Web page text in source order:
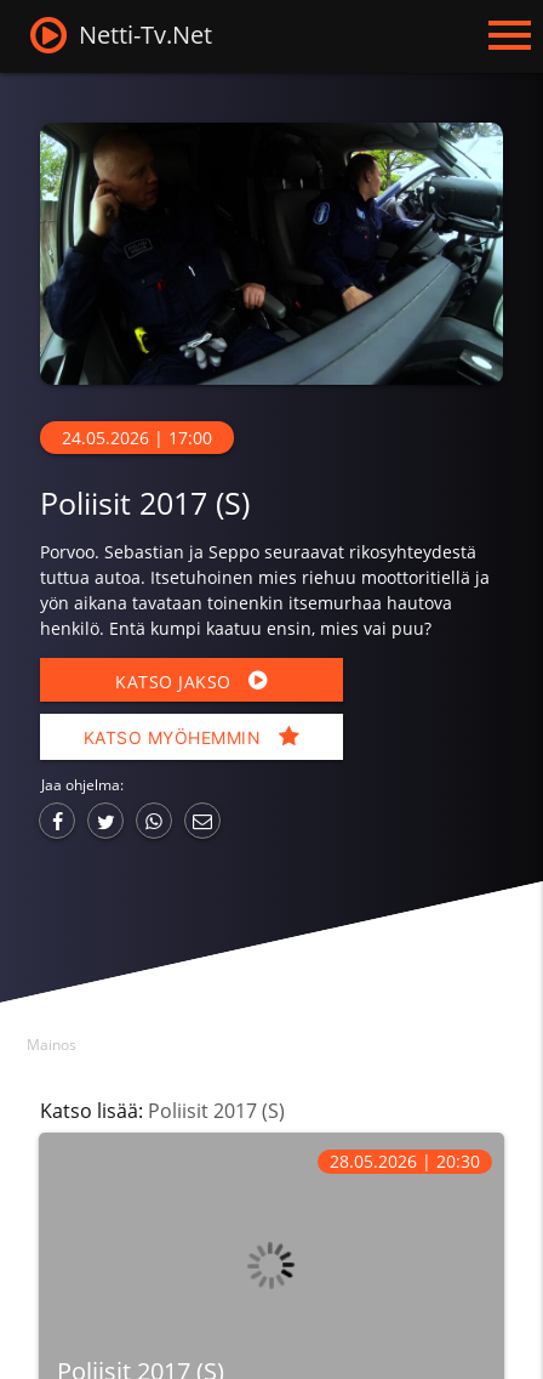
Netti-Tv.Net
24.05.2026 | 17:00
Poliisit 2017 (S)
Porvoo. Sebastian ja Seppo seuraavat rikosyhteydestä
tuttua autoa. Itsetuhoinen mies riehuu moottoritiellä ja
yön aikana tavataan toinenkin itsemurhaa hautova
henkilö. Entä kumpi kaatuu ensin, mies vai puu?
KATSO JAKSO
KATSO MYÖHEMMIN
Jaa ohjelma:
Mainos
Katso lisää: Poliisit 2017 (S)
Poliisit 2017 (S)
28.05.2026 | 20:30